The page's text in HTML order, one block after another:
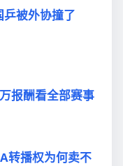
被外协撞了
报酬看全部赛事
转播权为何卖不